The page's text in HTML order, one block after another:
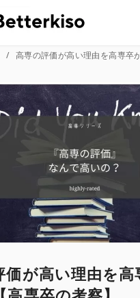
高専の評価が高い理由を高専卒が考
価が高い理由を高